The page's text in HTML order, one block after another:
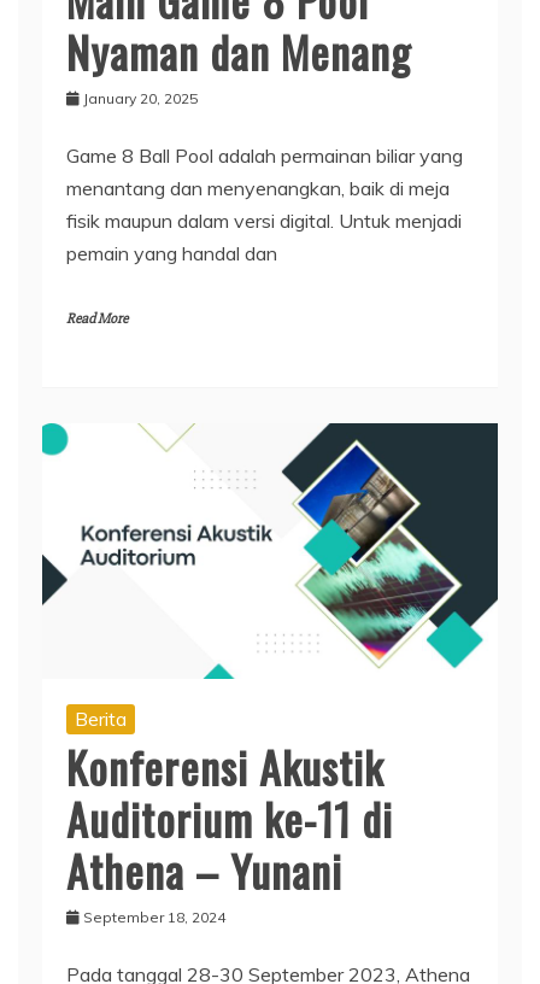
Nyaman dan Menang
January 20, 2025
Game 8 Ball Pool adalah permainan biliar yang
menantang dan menyenangkan, baik di meja
fisik maupun dalam versi digital. Untuk menjadi
pemain yang handal dan
Read More
Berita
Konferensi Akustik
Auditorium ke-11 di
Athena – Yunani
September 18, 2024
Pada tanggal 28-30 September 2023, Athena